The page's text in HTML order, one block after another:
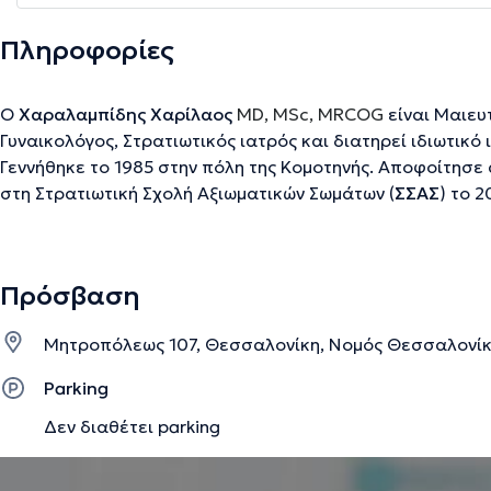
Πληροφορίες
Ο Χαραλαμπίδης Χαρίλαος MD, MSc, MRCOG είναι
Γυναικολόγος, Στρατιωτικός ιατρός και διατηρεί
Γεννήθηκε το 1985 στην πόλη της Κομοτηνής. Αποφοίτησε
στη Στρατιωτική Σχολή Αξιωματικών Σωμάτων (ΣΣΑΣ) το
Hospital καθώς και στο St. James’ University Hospital.
– Γυναικολογίας, όπου και μετά από την επιτυχία του
κλινική και χειρουργική εμπειρία κατέκτησε τον τίτλο του
Κολεγίου Μαιευτήρων – Γυναικολόγων της Μεγάλης
Μαιευτική, η εμπειρία του περιλαμβάνει εξαιρετική
υψηλού κινδύνου, έχοντας εργαστεί σε εξειδικευμένες
Πρόσβαση
Μητροπόλεως 107, Θεσσαλονίκη, Νομός
Parking
Δεν διαθέτει parking